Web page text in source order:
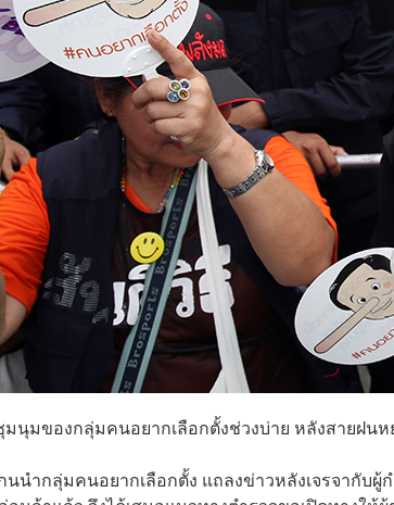
นุมของกลุ่มคนอยากเลือกตั้งช่วงบ่าย หลังสายฝนห
นนำกลุ่มคนอยากเลือกตั้ง แถลงข่าวหลังเจรจากับ